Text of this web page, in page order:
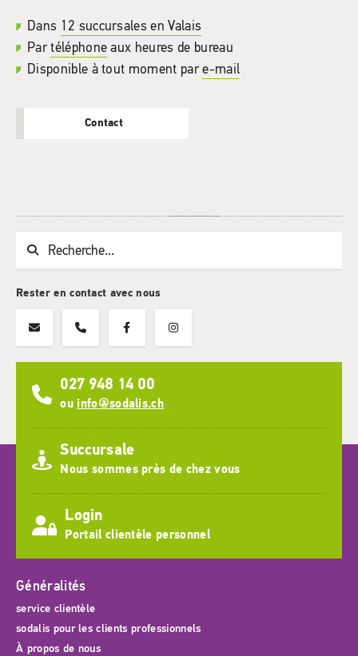
Dans 12 succursales en Valais
Partéléphoneaux heures de bureau
Disponible à tout moment pare-mail
Contact
Chaine de recherche (au moins 3 caractères)
Rester en contact avec nous
027 948 14 00
ou info@sodalis.ch
Succursale
Nous sommes près de chez vous
Login
Portail clientèle personnel
Généralités
service clientèle
sodalis pour les clients professionnels
À propos de nous